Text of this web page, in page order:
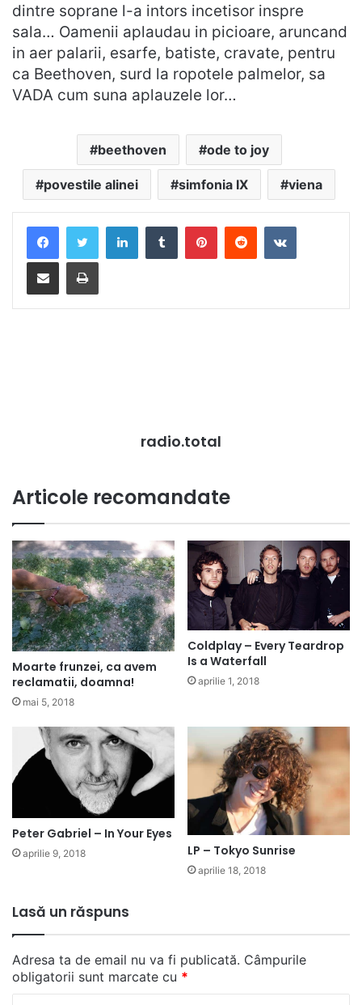
dintre soprane l-a intors incetisor inspre
sala… Oamenii aplaudau in picioare, aruncand
in aer palarii, esarfe, batiste, cravate, pentru
ca Beethoven, surd la ropotele palmelor, sa
VADA cum suna aplauzele lor…
beethoven ode to joy
povestile alinei simfonia IX viena
LinkedInTumblrPinterestRedditVKontakte
Distribuie prin mail Tipărește
radio.total
Articole recomandate
Moarte frunzei, ca avem
reclamatii, doamna!
mai 5, 2018
Coldplay – Every Teardrop
Is a Waterfall
aprilie 1, 2018
Peter Gabriel – In Your Eyes
aprilie 9, 2018 LP – Tokyo Sunrise
aprilie 18, 2018
Lasă un răspuns
Adresa ta de email nu va fi publicată. Câmpurile
obligatorii sunt marcate cu *